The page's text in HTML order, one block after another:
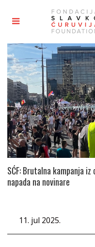
SĆF: Brutalna kampanja
napada na novinare
11. jul 2025.